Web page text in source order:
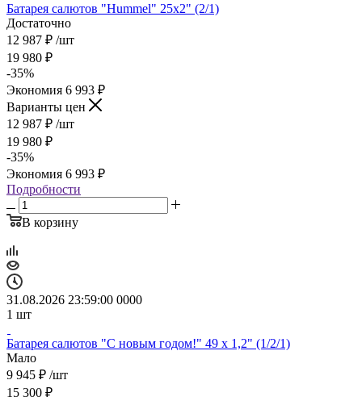
Батарея салютов "Hummel" 25x2" (2/1)
Достаточно
12 987 ₽ /шт
19 980 ₽
-35%
Экономия 6 993 ₽
Варианты цен
12 987 ₽ /шт
19 980 ₽
-35%
Экономия 6 993 ₽
Подробности
В корзину
31.08.2026 23:59:00 0000
1 шт
Батарея салютов "С новым годом!" 49 х 1,2" (1/2/1)
Мало
9 945 ₽ /шт
15 300 ₽